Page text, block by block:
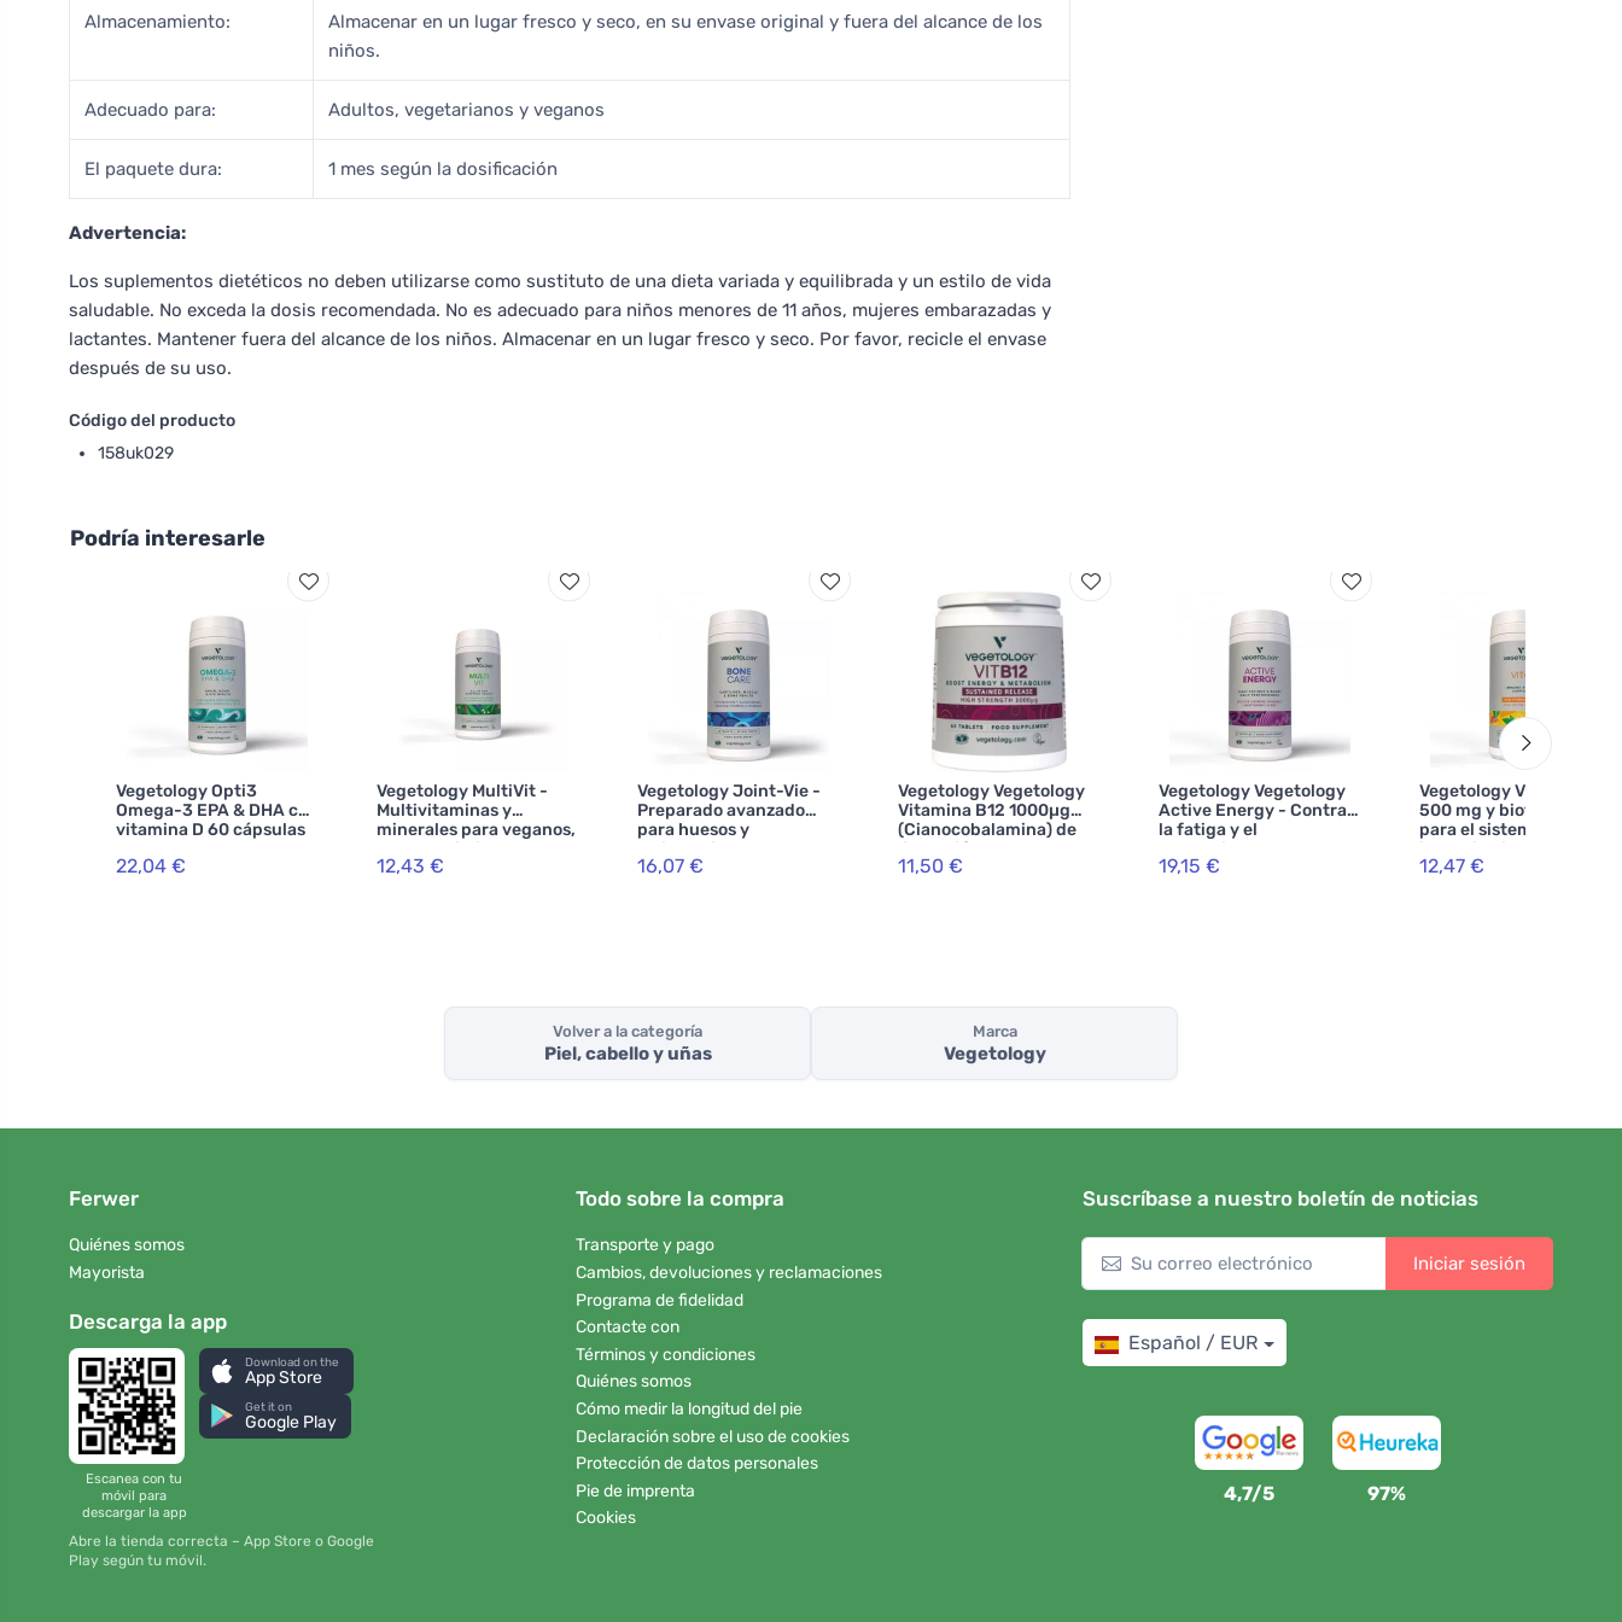
Almacenamiento:
Almacenar en un lugar fresco y seco, en su envase original y fuera del alcance de los
niños.
Adecuado para: Adultos, vegetarianos y veganos
El paquete dura: 1 mes según la dosificación
Advertencia:
Los suplementos dietéticos no deben utilizarse como sustituto de una dieta variada y equilibrada y un estilo de vida
saludable. No exceda la dosis recomendada. No es adecuado para niños menores de 11 años, mujeres embarazadas y
lactantes. Mantener fuera del alcance de los niños. Almacenar en un lugar fresco y seco. Por favor, recicle el envase
después de su uso.
Código del producto
158uk029
Podría interesarle
Vegetology Opti3
Omega-3 EPA & DHA con
vitamina D 60 cápsulas
22,04 €
Vegetology MultiVit -
Multivitaminas y
minerales para veganos,
60 comprimidos
12,43 €
Vegetology Joint-Vie -
Preparado avanzado
para huesos y
articulaciones 60
comprimidos
16,07 €
Vegetology Vegetology
Vitamina B12 1000µg
(Cianocobalamina) de
liberación gradual 60
comprimidos
11,50 €
Vegetology Vegetology
Active Energy - Contra
la fatiga y el
agotamiento, 60
cápsulas
19,15 €
Vegetology Vitamina C
500 mg y bioflavonoides
para el sistema
inmunitario, 60 cápsulas
12,47 €
Volver a la categoría
Piel, cabello y uñas
Marca
Vegetology
Ferwer
Quiénes somos
Mayorista
Descarga la app
Escanea con tu
móvil para
descargar la app
Download on the
App Store
Get it on
Google Play
Abre la tienda correcta – App Store o Google
Play según tu móvil.
Todo sobre la compra
Transporte y pago
Cambios, devoluciones y reclamaciones
Programa de fidelidad
Contacte con
Términos y condiciones
Quiénes somos
Cómo medir la longitud del pie
Declaración sobre el uso de cookies
Protección de datos personales
Pie de imprenta
Cookies
Suscríbase a nuestro boletín de noticias
Iniciar sesión
Español / EUR
4,7/5 97%